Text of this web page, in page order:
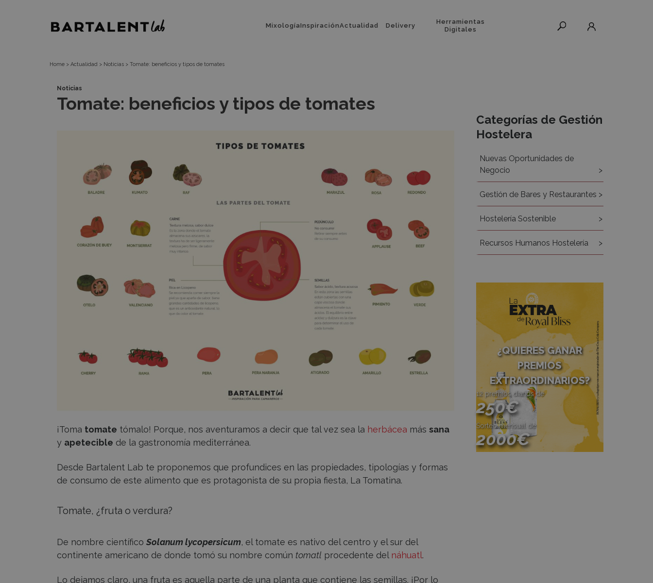
beneficios
Bartalent
principal
MixologíaInspiraciónActualidad Delivery
Herramientas
Digitales
Home > Actualidad > Noticias > Tomate: beneficios y tipos de tomates
Noticias
Tomate: beneficios y tipos de tomates
¡Toma tomate tómalo! Porque, nos aventuramos a decir que tal vez sea la herbácea más sana
y apetecible de la gastronomía mediterránea.
Desde Bartalent Lab te proponemos que profundices en las propiedades, tipologías y formas
de consumo de este alimento que es protagonista de su propia fiesta, La Tomatina.
Tomate, ¿fruta o verdura?
De nombre científico Solanum lycopersicum, el tomate es nativo del centro y el sur del
continente americano de donde tomó su nombre común tomatl procedente del náhuatl.
Lo dejamos claro, una fruta es aquella parte de una planta que contiene las semillas. ¡Por lo
Recursos
Categorías de Gestión
Hostelera
Nuevas Oportunidades de
Negocio
Gestión de Bares y Restaurantes
Hostelería Sostenible
Recursos Humanos Hostelería
¿QUIERES GANAR
PREMIOS
EXTRAORDINARIOS?
12 premios diarios de
250€
Sorteo mensual de
2000€